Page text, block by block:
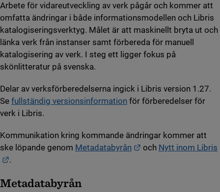
Arbete för vidareutveckling av verk pågår och kommer att
omfatta ändringar i både informationsmodellen och Libris
katalogiseringsverktyg. Målet är att maskinellt bryta ut och
länka verk från instanser samt förbereda för manuell
katalogisering av verk. I steg ett ligger fokus på
skönlitteratur på svenska.
Delar av verksförberedelserna ingick i Libris version 1.27.
Se fullständig versionsinformation för förberedelser för
verk i Libris.
Kommunikation kring kommande ändringar kommer att
ske löpande genom Metadatabyrån Länk till annan
och Nytt inom Libris
Länk till annan webbplats.
.
Metadatabyrån